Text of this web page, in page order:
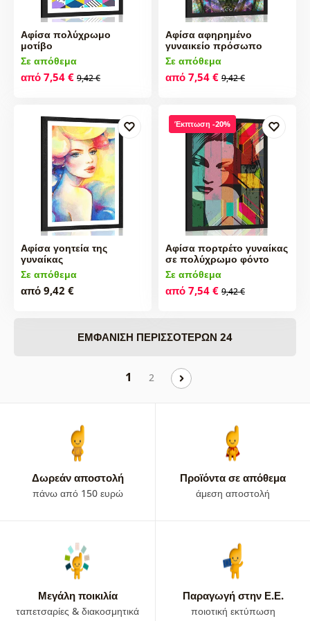
Αφίσα πολύχρωμο
μοτίβο
Σε απόθεμα
από 7,54 € 9,42 €
Αφίσα αφηρημένο
γυναικείο πρόσωπο
Σε απόθεμα
από 7,54 € 9,42 €
Αφίσα γοητεία της
γυναίκας
Σε απόθεμα
από 9,42 €
Έκπτωση -20%
Αφίσα πορτρέτο γυναίκας
σε πολύχρωμο φόντο
Σε απόθεμα
από 7,54 € 9,42 €
ΕΜΦΆΝΙΣΗ ΠΕΡΙΣΣΌΤΕΡΩΝ 24
1 2
Δωρεάν αποστολή
πάνω από 150 ευρώ
Προϊόντα σε απόθεμα
άμεση αποστολή
Μεγάλη ποικιλία
ταπετσαρίες & διακοσμητικά
Παραγωγή στην Ε.Ε.
ποιοτική εκτύπωση